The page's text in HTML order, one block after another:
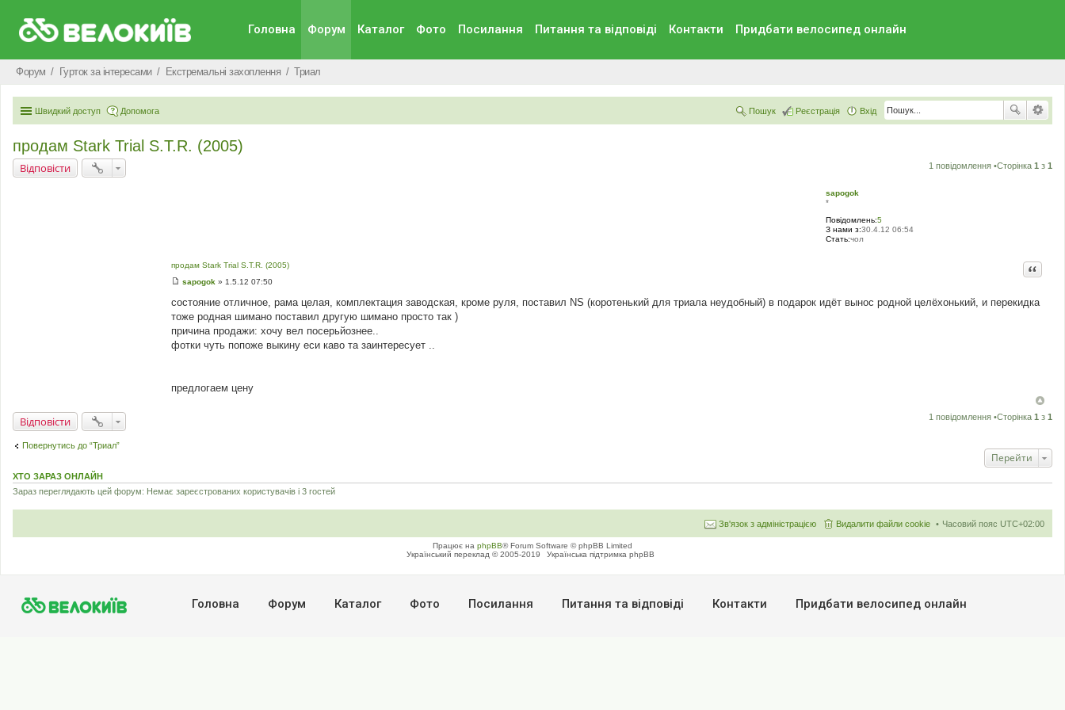
Головна Форум Каталог Фото Посилання Питання та вiдповiдi Контакти Придбати велосипед онлайн
Форум Гурток за інтересами Екстремальні захоплення Триал
Швидкий доступ Допомога Вхід
Реєстрація
Пошук
продам Stark Trial S.T.R. (2005)
Відповісти 1 повідомлення •Сторінка 1 з 1
sapogok
*
Повідомлень:5
З нами з:30.4.12 06:54
Стать:чол
продам Stark Trial S.T.R. (2005) Цитата
в
і
о
м
я
sapogok » 1.5.12 07:50
состояние отличное, рама целая, комплектация заводская, кроме руля, поставил NS (коротенький для триала неудобный) в подарок идёт вынос родной целёхонький, и перекидка
тоже родная шимано поставил другую шимано просто так )
причина продажи: хочу вел посерьйознее..
фотки чуть попоже выкину еси каво та заинтересует ..
предлогаем цену
Відповісти 1 повідомлення •Сторінка 1 з 1
Повернутись до “Триал”
Перейти
ХТО ЗАРАЗ ОНЛАЙН
Зараз переглядають цей форум: Немає зареєстрованих користувачів і 3 гостей
Часовий пояс UTC+02:00
Видалити файли cookie
Зв'язок з адміністрацією
Працює на phpBB® Forum Software © phpBB Limited
Український переклад © 2005-2019
Українська підтримка phpBB
Головна Форум Каталог Фото Посилання Питання та вiдповiдi Контакти Придбати велосипед онлайн